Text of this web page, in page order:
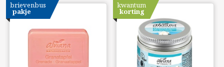
brievenbus
pakje
kwantum
korting